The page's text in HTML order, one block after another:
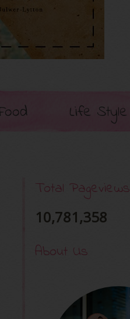
Life Style
Total Pageviews
10,781,358
About Us